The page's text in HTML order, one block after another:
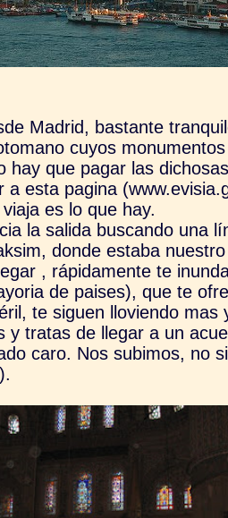
Madrid, bastante
cuyos
hay que pagar las
a esta pagina
es lo que hay.
la salida buscando una
donde estaba
, rápidamente te
de paises), que te
te siguen lloviendo mas
y tratas de llegar a un
caro. Nos subimos, no